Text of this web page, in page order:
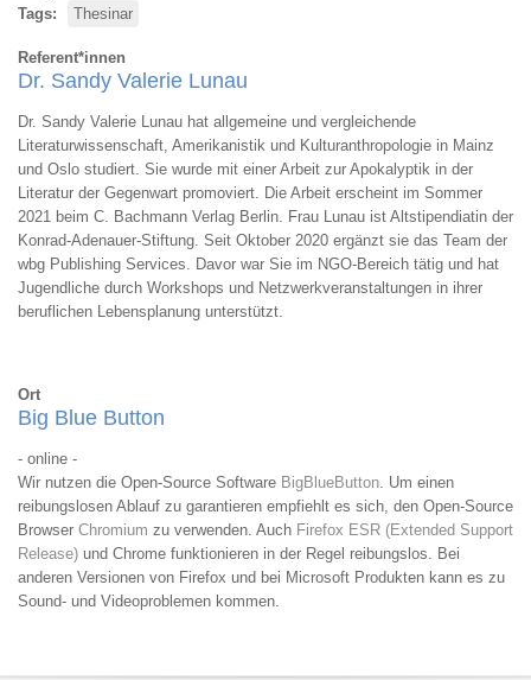
Tags
Thesinar
Referent*innen
Dr. Sandy Valerie Lunau
Dr. Sandy Valerie Lunau hat allgemeine und vergleichende
Literaturwissenschaft, Amerikanistik und Kulturanthropologie in Mainz
und Oslo studiert. Sie wurde mit einer Arbeit zur Apokalyptik in der
Literatur der Gegenwart promoviert. Die Arbeit erscheint im Sommer
2021 beim C. Bachmann Verlag Berlin. Frau Lunau ist Altstipendiatin der
Konrad-Adenauer-Stiftung. Seit Oktober 2020 ergänzt sie das Team der
wbg Publishing Services. Davor war Sie im NGO-Bereich tätig und hat
Jugendliche durch Workshops und Netzwerkveranstaltungen in ihrer
beruflichen Lebensplanung unterstützt.
Ort
Big Blue Button
- online -
Wir nutzen die Open-Source Software BigBlueButton . Um einen
reibungslosen Ablauf zu garantieren empfiehlt es sich, den Open-Source
Browser Chromium zu verwenden. Auch Firefox ESR (Extended Support
Release) und Chrome funktionieren in der Regel reibungslos. Bei
anderen Versionen von Firefox und bei Microsoft Produkten kann es zu
Sound- und Videoproblemen kommen.